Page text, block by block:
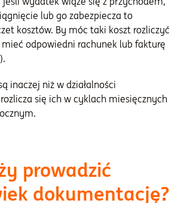
lub go zabezpiecza to
kosztów. By móc taki koszt rozliczyć
odpowiedni rachunek lub fakturę
inaczej niż w działalności
się ich w cyklach miesięcznych
prowadzić
dokumentację?